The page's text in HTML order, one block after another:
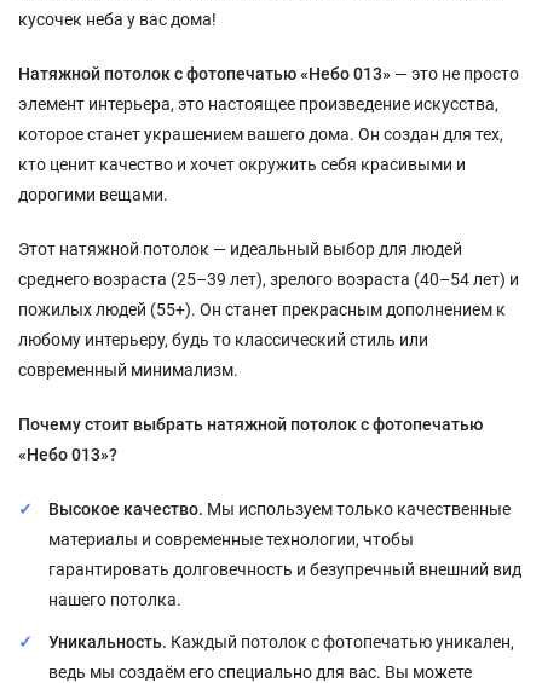
кусочек неба у вас дома!
Натяжной потолок с фотопечатью «Небо 013» — это не просто
элемент интерьера, это настоящее произведение искусства,
которое станет украшением вашего дома. Он создан для тех,
кто ценит качество и хочет окружить себя красивыми и
дорогими вещами.
Этот натяжной потолок — идеальный выбор для людей
среднего возраста (25–39 лет), зрелого возраста (40–54 лет) и
пожилых людей (55+). Он станет прекрасным дополнением к
любому интерьеру, будь то классический стиль или
современный минимализм.
Почему стоит выбрать натяжной потолок с фотопечатью
«Небо 013»?
Высокое качество. Мы используем только качественные
материалы и современные технологии, чтобы
гарантировать долговечность и безупречный внешний вид
нашего потолка.
Уникальность. Каждый потолок с фотопечатью уникален,
ведь мы создаём его специально для вас. Вы можете